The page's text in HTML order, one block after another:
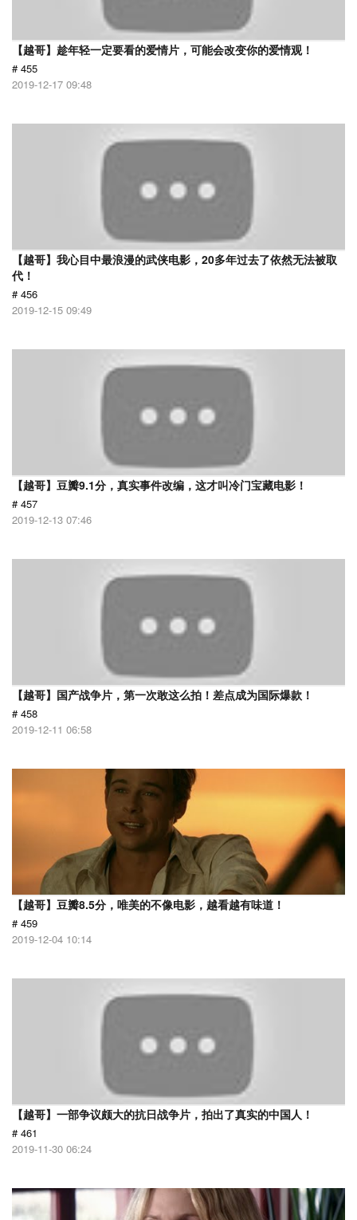
【越哥】趁年轻一定要看的爱情片，可能会改变你的爱情观！
# 455
2019-12-17 09:48
【越哥】我心目中最浪漫的武侠电影，20多年过去了依然无法被取
代！
# 456
2019-12-15 09:49
【越哥】豆瓣9.1分，真实事件改编，这才叫冷门宝藏电影！
# 457
2019-12-13 07:46
【越哥】国产战争片，第一次敢这么拍！差点成为国际爆款！
# 458
2019-12-11 06:58
【越哥】豆瓣8.5分，唯美的不像电影，越看越有味道！
# 459
2019-12-04 10:14
【越哥】一部争议颇大的抗日战争片，拍出了真实的中国人！
# 461
2019-11-30 06:24